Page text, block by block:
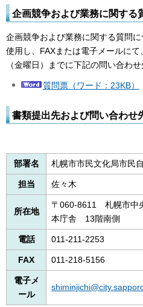
企画競争および業務に関する
企画競争および業務に関する質問
使用し、FAXまたは電子メールに
（金曜日）までに下記の問い合わ
質問票（ワード：23KB）
書類提出先および問い合わせ
部署名 札幌市市民文化局市民
担当 佐々木
所在地
〒060-8611 札幌市中
本庁舎 13階南側
電話 011-211-2253
FAX 011-218-5156
電子メ
ール